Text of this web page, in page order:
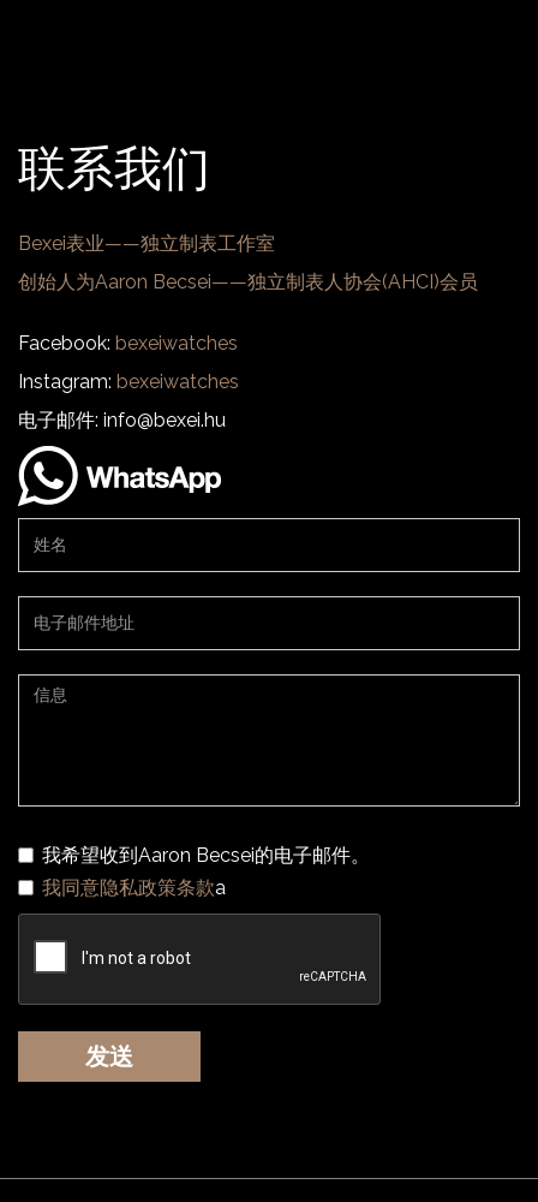
联系我们
Bexei表业——独立制表工作室
创始人为Aaron Becsei——独立制表人协会(AHCI)会员
Facebook: bexeiwatches
Instagram: bexeiwatches
电子邮件: info@bexei.hu
我希望收到Aaron Becsei的电子邮件。
我同意隐私政策条款a
发送